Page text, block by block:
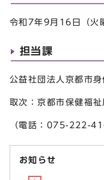
令和7年9月16日（火
担当課
公益社団法人京都市
取次：京都市保健福
（電話：075-222-
お知らせ